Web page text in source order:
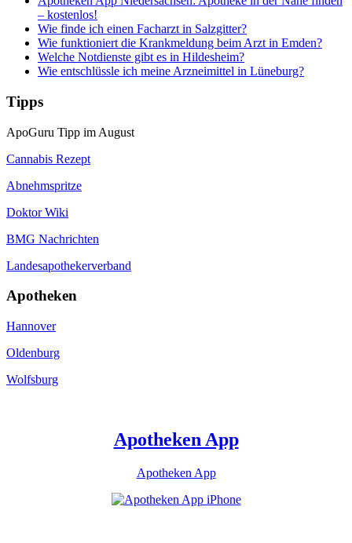
– kostenlos!
Wie finde ich einen Facharzt in Salzgitter?
Wie funktioniert die Krankmeldung beim Arzt in Emden?
Welche Notdienste gibt es in Hildesheim?
Wie entschlüssle ich meine Arzneimittel in Lüneburg?
Tipps
ApoGuru Tipp im August
Cannabis Rezept
Abnehmspritze
Doktor Wiki
BMG Nachrichten
Landesapothekerverband
Apotheken
Hannover
Oldenburg
Wolfsburg
Apotheken App
Apotheken App